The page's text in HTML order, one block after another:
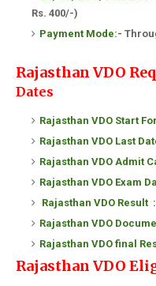
Rs. 400/-)
Payment Mode:-
Rajasthan VDO
Dates
Rajasthan VDO Start
Rajasthan VDO Last
Rajasthan VDO Admit
Rajasthan VDO Exam
Rajasthan VDO Result
Rajasthan VDO
Rajasthan VDO final
Rajasthan VDO